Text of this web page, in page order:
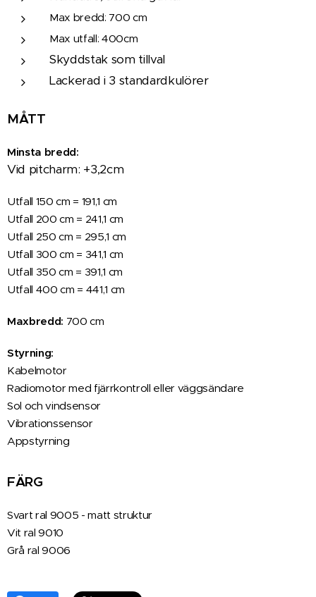
Max bredd: 700 cm
Max utfall: 400cm
Skyddstak som tillval
Lackerad i 3 standardkulörer
MÅTT
Minsta bredd:
Vid pitcharm: +3,2cm
Utfall 150 cm = 191,1 cm
Utfall 200 cm = 241,1 cm
Utfall 250 cm = 295,1 cm
Utfall 300 cm = 341,1 cm
Utfall 350 cm = 391,1 cm
Utfall 400 cm = 441,1 cm
Maxbredd: 700 cm
Styrning:
Kabelmotor
Radiomotor med fjärrkontroll eller väggsändare
Sol och vindsensor
Vibrationssensor
Appstyrning
FÄRG
Svart ral 9005 - matt struktur
Vit ral 9010
Grå ral 9006